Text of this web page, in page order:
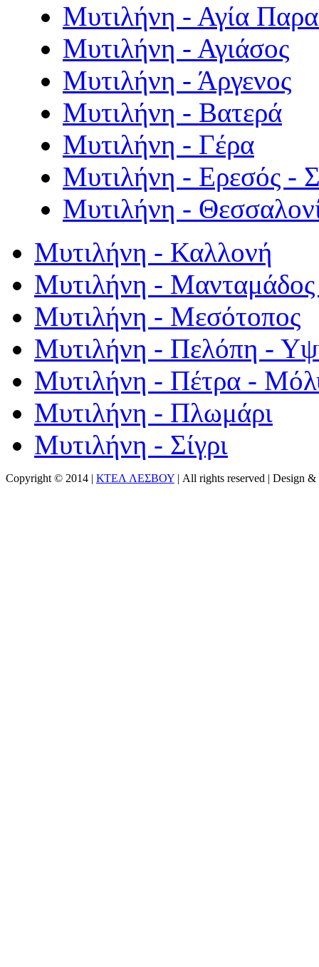
Μυτιλήνη - Αγία
Μυτιλήνη - Αγιάσος
Μυτιλήνη - Άργενος
Μυτιλήνη - Βατερά
Μυτιλήνη - Γέρα
Μυτιλήνη - Ερεσός -
Μυτιλήνη -
Μυτιλήνη - Καλλονή
Μυτιλήνη - Μανταμάδος
Μυτιλήνη - Μεσότοπος
Μυτιλήνη - Πελόπη -
Μυτιλήνη - Πέτρα -
Μυτιλήνη - Πλωμάρι
Μυτιλήνη - Σίγρι
Copyright © 2014 | ΚΤΕΛ ΛΕΣΒΟΥ | All rights reserved | Design &